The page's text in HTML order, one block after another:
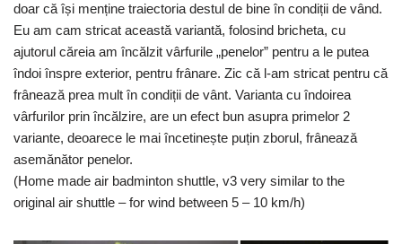
doar că își menține traiectoria destul de bine în condiții de vând.
Eu am cam stricat această variantă, folosind bricheta, cu
ajutorul căreia am încălzit vârfurile „penelor” pentru a le putea
îndoi înspre exterior, pentru frânare. Zic că l-am stricat pentru că
frânează prea mult în condiții de vânt. Varianta cu îndoirea
vârfurilor prin încălzire, are un efect bun asupra primelor 2
variante, deoarece le mai încetinește puțin zborul, frânează
asemănător penelor.
(Home made air badminton shuttle, v3 very similar to the
original air shuttle – for wind between 5 – 10 km/h)